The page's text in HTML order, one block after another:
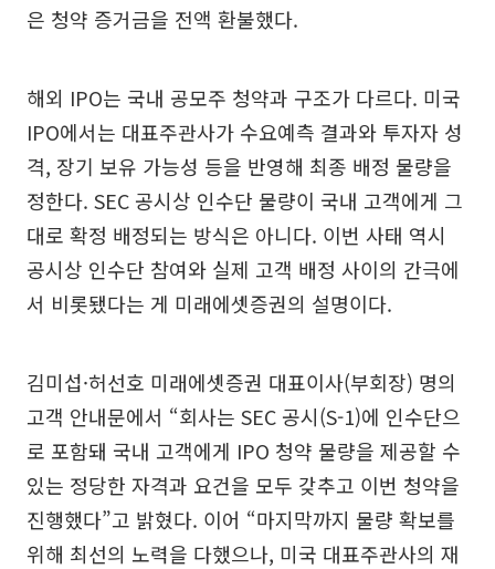
은 청약 증거금을 전액 환불했다.
해외 IPO는 국내 공모주 청약과 구조가 다르다. 미국
IPO에서는 대표주관사가 수요예측 결과와 투자자 성
격, 장기 보유 가능성 등을 반영해 최종 배정 물량을
정한다. SEC 공시상 인수단 물량이 국내 고객에게 그
대로 확정 배정되는 방식은 아니다. 이번 사태 역시
공시상 인수단 참여와 실제 고객 배정 사이의 간극에
서 비롯됐다는 게 미래에셋증권의 설명이다.
김미섭·허선호 미래에셋증권 대표이사(부회장) 명의
고객 안내문에서 “회사는 SEC 공시(S-1)에 인수단으
로 포함돼 국내 고객에게 IPO 청약 물량을 제공할 수
있는 정당한 자격과 요건을 모두 갖추고 이번 청약을
진행했다”고 밝혔다. 이어 “마지막까지 물량 확보를
위해 최선의 노력을 다했으나, 미국 대표주관사의 재